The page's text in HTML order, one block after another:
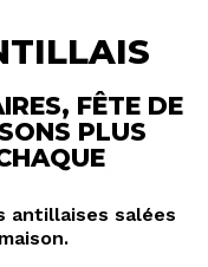
FÊTE DE
PLUS
antillaises salées